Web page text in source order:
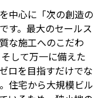
中心に「次の創造の
す。最大のセールス
な施工へのこだわ
して万一に備えた
ロを目指すだけでな
住宅から大規模ビル